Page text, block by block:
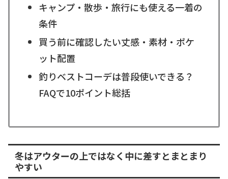
キャンプ・散歩・旅行にも使える一着の
条件
買う前に確認したい丈感・素材・ポケ
ット配置
釣りベストコーデは普段使いできる？
FAQで10ポイント総括
冬はアウターの上ではなく中に差すとまとまり
やすい